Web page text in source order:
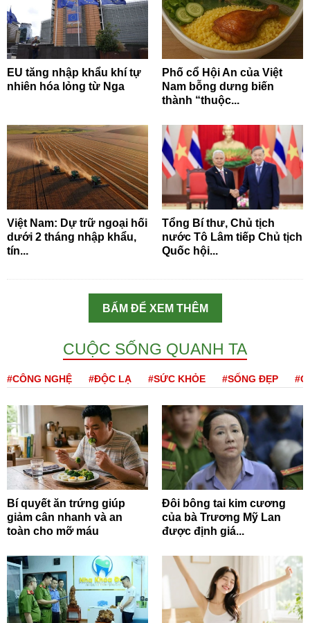
EU tăng nhập khẩu khí tự
nhiên hóa lỏng từ Nga
Phố cổ Hội An của Việt
Nam bỗng dưng biến
thành “thuộc...
Việt Nam: Dự trữ ngoại hối
dưới 2 tháng nhập khẩu,
tín...
Tổng Bí thư, Chủ tịch
nước Tô Lâm tiếp Chủ tịch
Quốc hội...
BẤM ĐỂ XEM THÊM
CUỘC SỐNG QUANH TA
#CÔNG NGHỆ #ĐỘC LẠ #SỨC KHỎE #SỐNG ĐẸP
Bí quyết ăn trứng giúp
giảm cân nhanh và an
toàn cho mỡ máu
Đôi bông tai kim cương
của bà Trương Mỹ Lan
được định giá...